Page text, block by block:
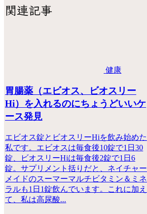
関連記事
健康
胃腸薬（エビオス、ビオスリー
Hi）を入れるのにちょうどいいケ
ース発見
エビオス錠とビオスリーHiを飲み始めた
私です。エビオスは毎食後10錠で1日30
錠、ビオスリーHiは毎食後2錠で1日6
錠。サプリメント括りだと、ネイチャー
メイドのスーマーマルチビタミン＆ミネ
ラルも1日1錠飲んでいます。これに加え
て、私は高尿酸...